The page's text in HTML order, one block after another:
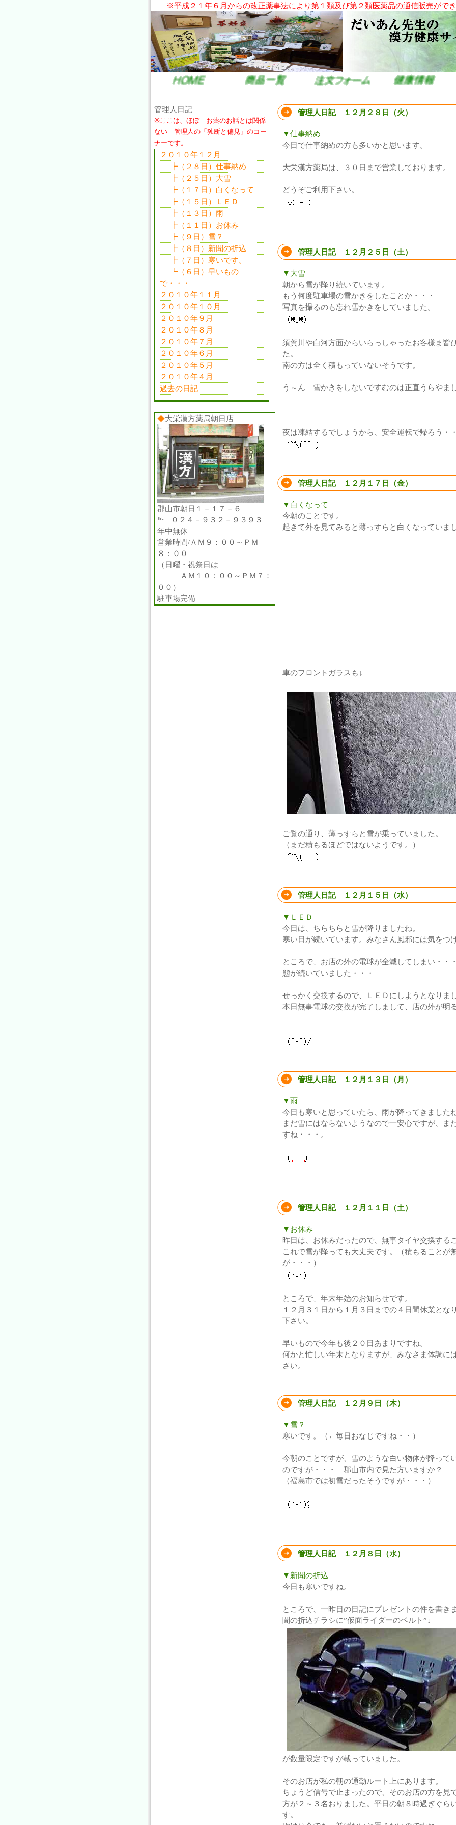
※平成２１年６月からの改正薬事法により第１類及び第２類医薬品の通信販売がで
だいあん先生の健康サイト。大栄漢方薬局のＨＰへようこそ。
管理人日記 １２月２８日（火）
▼仕事納め
今日で仕事納めの方も多いかと思います。
大栄漢方薬局は、３０日まで営業しております。
どうぞご利用下さい。
管理人日記 １２月２５日（土）
▼大雪
朝から雪が降り続いています。
もう何度駐車場の雪かきをしたことか・・・
写真を撮るのも忘れ雪かきをしていました。
須賀川や白河方面からいらっしゃったお客様ま皆
た。
南の方は全く積もっていないそうです。
う～ん 雪かきをしないですむのは正直うらやま
夜は凍結するでしょうから、安全運転で帰ろう・
管理人日記 １２月１７日（金）
▼白くなって
今朝のことです。
起きて外を見てみると薄っすらと白くなっていま
車のフロントガラスも↓
ご覧の通り、薄っすらと雪が乗っていました。
（まだ積もるほどではないようです。）
管理人日記 １２月１５日（水）
▼ＬＥＤ
今日は、ちらちらと雪が降りましたね。
寒い日が続いています。みなさん風邪には気をつ
ところで、お店の外の電球が全滅してしまい・・
態が続いていました・・・
せっかく交換するので、ＬＥＤにしようとなりま
本日無事電球の交換が完了しまして、店の外が明
管理人日記 １２月１３日（月）
▼雨
今日も寒いと思っていたら、雨が降ってきました
まだ雪にはならないようなので一安心ですが、ま
すね・・・。
管理人日記 １２月１１日（土）
▼お休み
昨日は、お休みだったので、無事タイヤ交換する
これで雪が降っても大丈夫です。（積もることが
が・・・）
ところで、年末年始のお知らせです。
１２月３１日から１月３日までの４日間休業とな
下さい。
早いもので今年も後２０日あまりですね。
何かと忙しい年末となりますが、みなさま体調に
さい。
管理人日記 １２月９日（木）
▼雪？
寒いです。（←毎日おなじですね・・）
今朝のことですが、雪のような白い物体が降って
のですが・・・ 郡山市内で見た方いますか？
（福島市では初雪だったそうですが・・・）
管理人日記 １２月８日（水）
▼新聞の折込
今日も寒いですね。
ところで、一昨日の日記にプレゼントの件を書き
聞の折込チラシに”仮面ライダーのベルト”↓
が数量限定ですが載っていました。
そのお店が私の朝の通勤ルート上にあります。
ちょうど信号で止まったので、そのお店の方を見
方が２～３名おりました。平日の朝８時過ぎぐら
す。
管理人日記
※ここは、ほぼ お薬のお話とは関係
ない 管理人の「独断と偏見」のコー
ナーです。
２０１０年１２月
┣（２８日）仕事納め
┣（２５日）大雪
┣（１７日）白くなって
┣（１５日）ＬＥＤ
┣（１３日）雨
┣（１１日）お休み
┣（９日）雪？
┣（８日）新聞の折込
┣（７日）寒いです。
┗（６日）早いもの
で・・・
２０１０年１１月
２０１０年１０月
２０１０年９月
２０１０年８月
２０１０年７月
２０１０年６月
２０１０年５月
２０１０年４月
過去の日記
◆大栄漢方薬局朝日店
郡山市朝日１－１７－６
℡ ０２４－９３２－９３９３
年中無休
営業時間/ＡＭ９：００～ＰＭ
８：００
（日曜・祝祭日は
ＡＭ１０：００～ＰＭ７：
００）
駐車場完備